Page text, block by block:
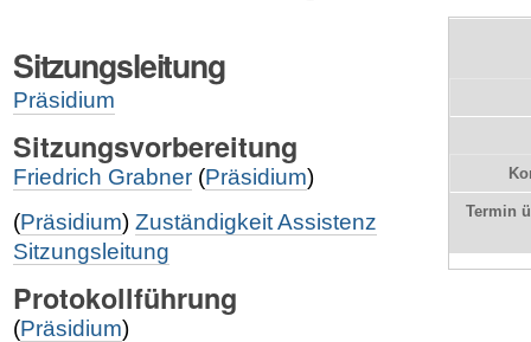
Termin
Sitzungsleitung
Präsidium
Sitzungsvorbereitung
Friedrich Grabner(Präsidium)
(Präsidium) Zuständigkeit Assistenz
Sitzungsleitung
Protokollführung
(Präsidium)